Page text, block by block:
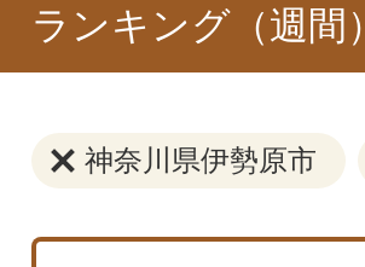
ランキング（週間）
神奈川県伊勢原市